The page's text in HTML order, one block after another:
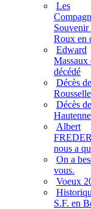
Les
Souvenir
Roux en
Edward
Massaux
décédé
Décès
Rousselle
Décès
Hautenne
Albert
nous a
On a
vous.
Voeux
S.F. en